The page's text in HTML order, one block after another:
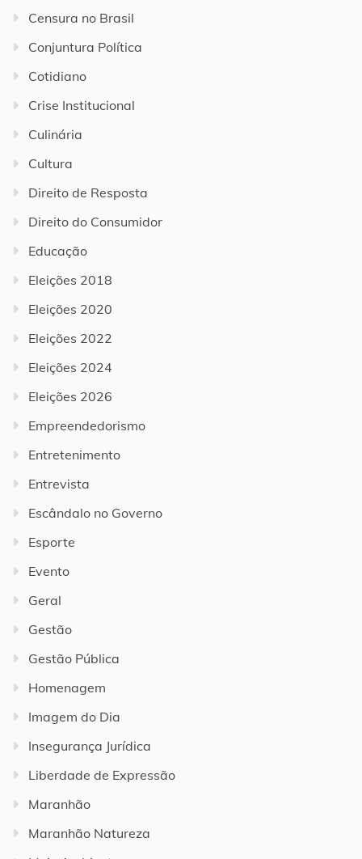
Censura no Brasil
Conjuntura Política
Cotidiano
Crise Institucional
Culinária
Cultura
Direito de Resposta
Direito do Consumidor
Educação
Eleições 2018
Eleições 2020
Eleições 2022
Eleições 2024
Eleições 2026
Empreendedorismo
Entretenimento
Entrevista
Escândalo no Governo
Esporte
Evento
Geral
Gestão
Gestão Pública
Homenagem
Imagem do Dia
Insegurança Jurídica
Liberdade de Expressão
Maranhão
Maranhão Natureza